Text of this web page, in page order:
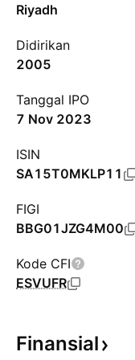
Riyadh
Didirikan
2005
Tanggal IPO
7 Nov 2023
ISIN
SA15T0MKLP11
FIGI
BBG01JZG4M00
Kode CFI
ESVUFR
Finansial